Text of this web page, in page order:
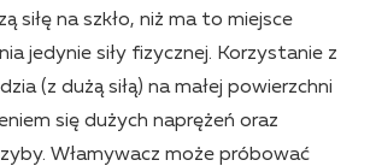
siłę na szkło, niż ma to miejsce
jedynie siły fizycznej. Korzystanie z
(z dużą siłą) na małej powierzchni
się dużych naprężeń oraz
Włamywacz może próbować